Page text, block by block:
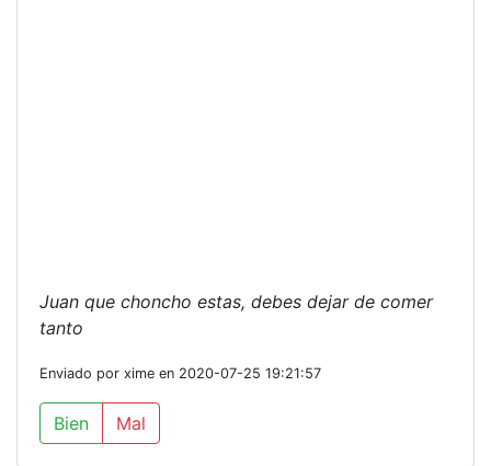
Juan que choncho estas, debes dejar de comer
tanto
Enviado por xime en 2020-07-25 19:21:57
Bien Mal